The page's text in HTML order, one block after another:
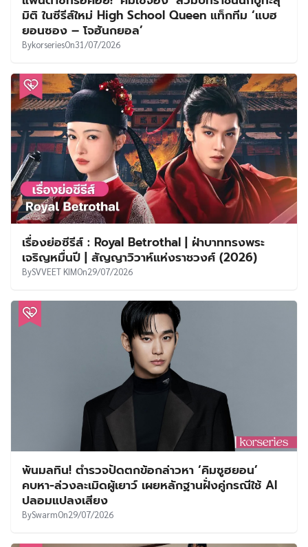
มิติ ในซีรีส์ใหม่ High School Queen แท็กทีม ‘แบฮ
ยอนซอง – โจฮันกยอล’
BykorseriesOn31/07/2026
เรื่องย่อซีรีส์ : Royal Betrothal | ฝ่าบาททรงพระ
เจริญหมื่นปี | สัญญาวิวาห์แห่งราชวงศ์ (2026)
BySVVEET KIMOn29/07/2026
พ้นมลทิน! ตำรวจปัดตกข้อกล่าวหา ‘คิมซูฮยอน’
คบหา-ล่วงละเมิดผู้เยาว์ เผยหลักฐานฝั่งคู่กรณีใช้ AI
ปลอมแปลงเสียง
BySwarmOn29/07/2026